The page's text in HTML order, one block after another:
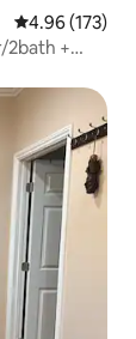
Penarafan
4.96 (173)
2bath +